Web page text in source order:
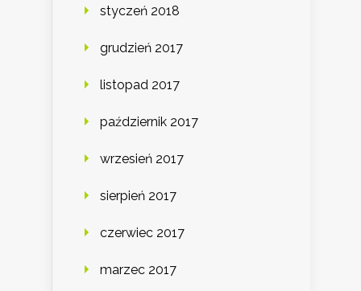
styczeń 2018
grudzień 2017
listopad 2017
październik 2017
wrzesień 2017
sierpień 2017
czerwiec 2017
marzec 2017